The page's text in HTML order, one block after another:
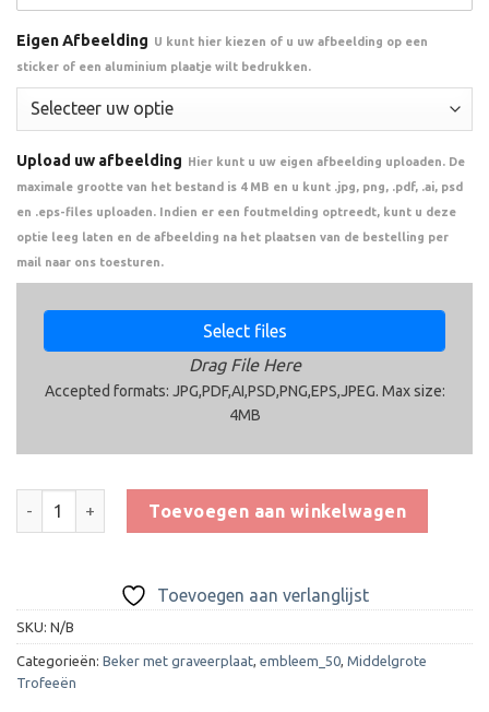
Eigen Afbeelding U kunt hier kiezen of u uw afbeelding op een
sticker of een aluminium plaatje wilt bedrukken.
Upload uw afbeelding Hier kunt u uw eigen afbeelding uploaden. De
maximale grootte van het bestand is 4 MB en u kunt .jpg, png, .pdf, .ai, psd
en .eps-files uploaden. Indien er een foutmelding optreedt, kunt u deze
optie leeg laten en de afbeelding na het plaatsen van de bestelling per
mail naar ons toesturen.
Select files
Drag File Here
Accepted formats: JPG,PDF,AI,PSD,PNG,EPS,JPEG. Max size:
4MB
Toevoegen aan winkelwagen
Toevoegen aan verlanglijst
SKU: N/B
Categorieën: Beker met graveerplaat embleem_50 Middelgrote
Trofeeën